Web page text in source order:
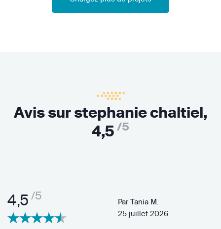
Avis sur stephanie chaltiel,
4,5 /5
4,5 /5 Par Tania M.
25 juillet 2026